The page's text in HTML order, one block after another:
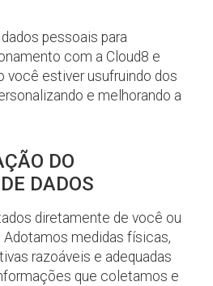
pessoais para
com a Cloud8 e
você estiver usufruindo dos
e melhorando a
DO
DADOS
diretamente de você ou
medidas físicas,
razoáveis e adequadas
que coletamos e